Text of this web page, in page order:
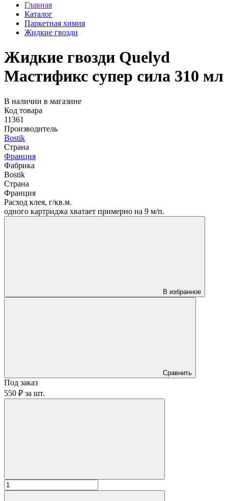
Главная
Каталог
Паркетная химия
Жидкие гвозди
Жидкие гвозди Quelyd
Мастификс супер сила 310 мл
В наличии в магазине
Код товара
11361
Производитель
Bostik
Страна
Франция
Фабрика
Bostik
Страна
Франция
Расход клея, г/кв.м.
одного картриджа хватает примерно на 9 м/п.
В избранное
Сравнить
Под заказ
550 ₽ за шт.